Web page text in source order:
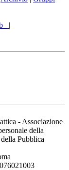
|
- Associazione
della
Pubblica